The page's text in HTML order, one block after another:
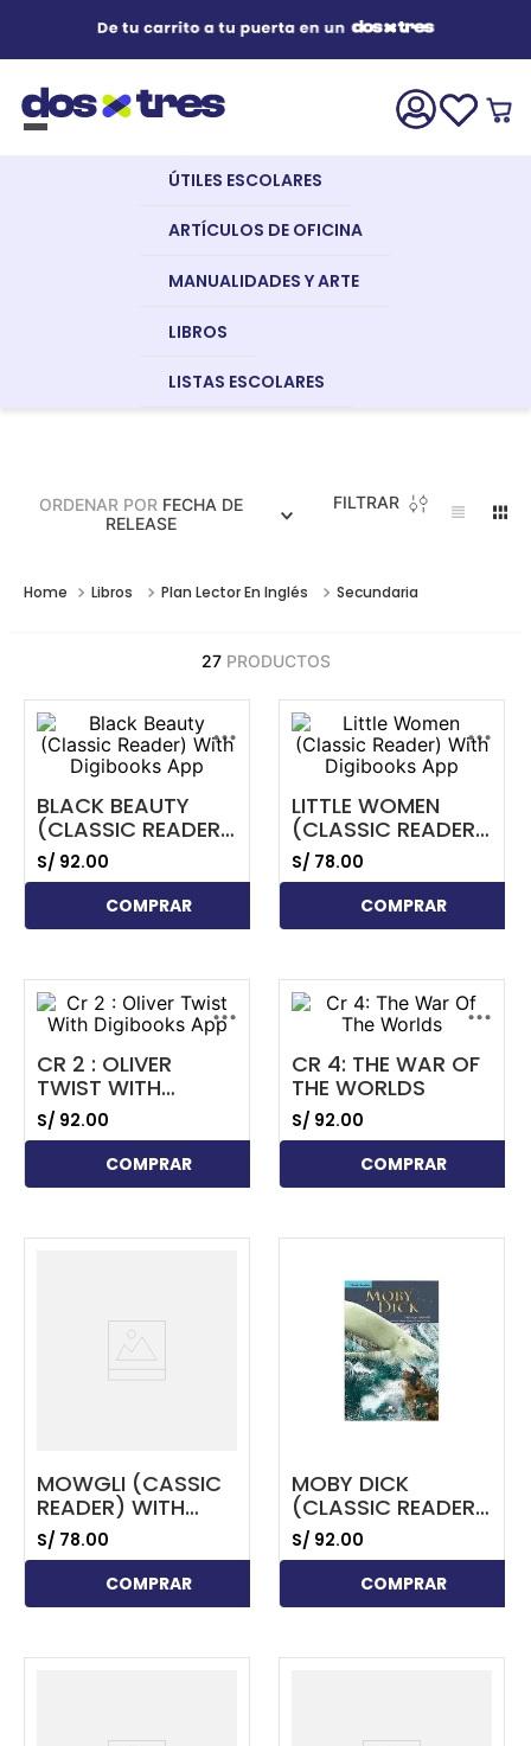
Útiles Escolares
Artículos de Oficina
Manualidades y Arte
Recursos Digitales
¿Qué estás buscando?
ÚTILES ESCOLARES
ARTÍCULOS DE OFICINA
MANUALIDADES Y ARTE
LIBROS
LISTAS ESCOLARES
ORDENAR POR FECHA DE
RELEASE
FILTRAR
Libros Plan Lector En Inglés Secundaria
27 PRODUCTOS
...
BLACK BEAUTY
(CLASSIC READER)
WITH DIGIBOOKS
APP
S/ 92.00
COMPRAR
...
LITTLE WOMEN
(CLASSIC READER)
WITH DIGIBOOKS
APP
S/ 78.00
COMPRAR
...
CR 2 : OLIVER
TWIST WITH
DIGIBOOKS APP
S/ 92.00
COMPRAR
...
CR 4: THE WAR OF
THE WORLDS
S/ 92.00
COMPRAR
MOWGLI (CASSIC
READER) WITH
DIGIBOOKS APP
S/ 78.00
COMPRAR
MOBY DICK
(CLASSIC READER)
WITH CROSS-
PLATFORM
APPLICATION
S/ 92.00
COMPRAR